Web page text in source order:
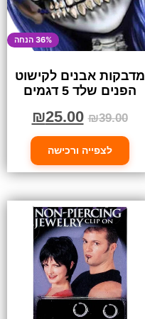
36% הנחה
מדבקות אבנים לקישוט
הפנים שלד 5 דגמים
₪39.00
₪25.00
לצפייה ורכישה